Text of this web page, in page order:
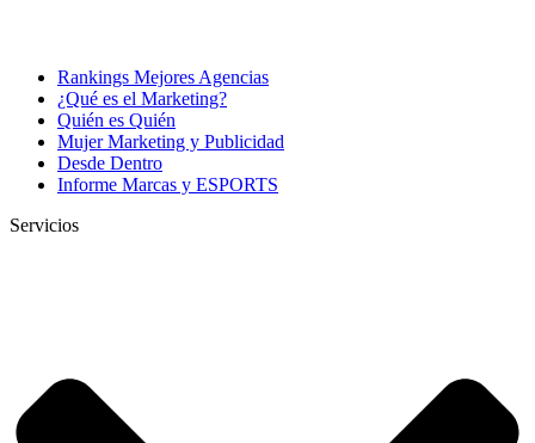
Rankings Mejores Agencias
¿Qué es el Marketing?
Quién es Quién
Mujer Marketing y Publicidad
Desde Dentro
Informe Marcas y ESPORTS
Servicios